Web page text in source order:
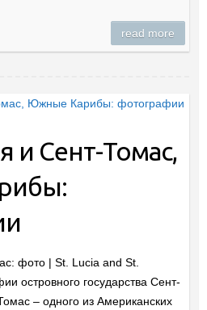
read more
и Сент-Томас,
фото | St. Lucia and St.
островного государства Сент-
– одного из Американских